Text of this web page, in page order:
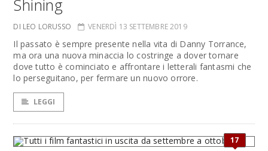
Shining
DI LEO LORUSSO VENERDÌ 13 SETTEMBRE 2019
Il passato è sempre presente nella vita di Danny Torrance,
ma ora una nuova minaccia lo costringe a dover tornare
dove tutto è cominciato e affrontare i letterali fantasmi che
lo perseguitano, per fermare un nuovo orrore.
LEGGI
17